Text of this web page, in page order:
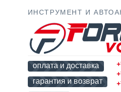
ИНСТРУМЕНТ И
оплата и доставка
гарантия и возврат